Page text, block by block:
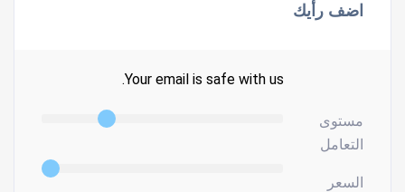
اضف رأيك
Your email is safe with us.
مستوى
التعامل
السعر